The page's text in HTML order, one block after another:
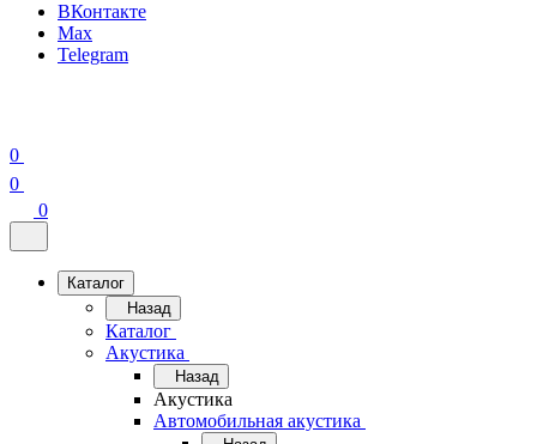
ВКонтакте
Max
Telegram
0
0
0
Каталог
Назад
Каталог
Акустика
Назад
Акустика
Автомобильная акустика